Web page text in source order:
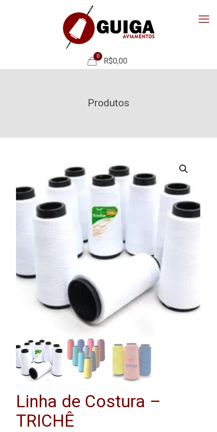
0
R$0,00
Produtos
Linha de Costura –
TRICHÊ